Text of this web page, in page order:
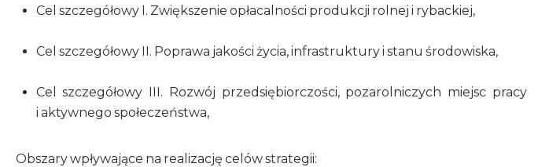
Cel szczegółowy I. Zwiększenie opłacalności produkcji rolnej i rybackiej,
Cel szczegółowy II. Poprawa jakości życia, infrastruktury i stanu środowiska,
Cel szczegółowy III. Rozwój przedsiębiorczości, pozarolniczych miejsc pracy
i aktywnego społeczeństwa,
Obszary wpływające na realizację celów strategii: